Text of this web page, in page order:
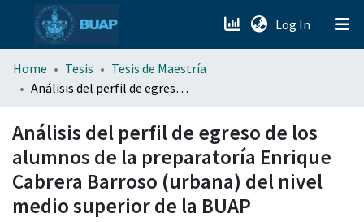
Log In (current)
menu.section.about_menu
Home Tesis
Tesis de Maestría
Análisis del perfil de egreso de los alumnos de la preparatoría Enrique Cabrera Barroso (urbana) del nivel medio superior de la BUAP
Análisis del perfil de egreso de los
alumnos de la preparatoría Enrique
Cabrera Barroso (urbana) del nivel
medio superior de la BUAP